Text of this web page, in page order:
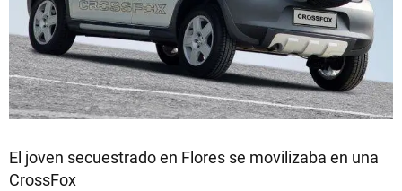
El joven secuestrado en Flores se movilizaba en una
CrossFox